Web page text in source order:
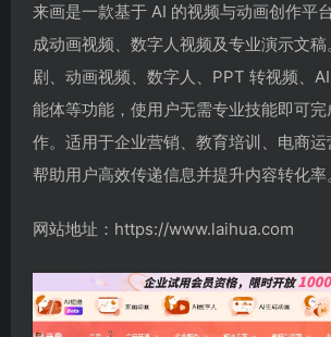
来画是一款基于 AI 的视频与动画创作平
成动画视频、数字人视频及专业演示文
剧、动画视频、数字人、PPT 转视频、
能体等功能，使用户无需专业技能即可
作。适用于企业营销、教育培训、电商运
帮助用户高效传递信息并提升内容转化率
网站地址：https://www.laihua.com